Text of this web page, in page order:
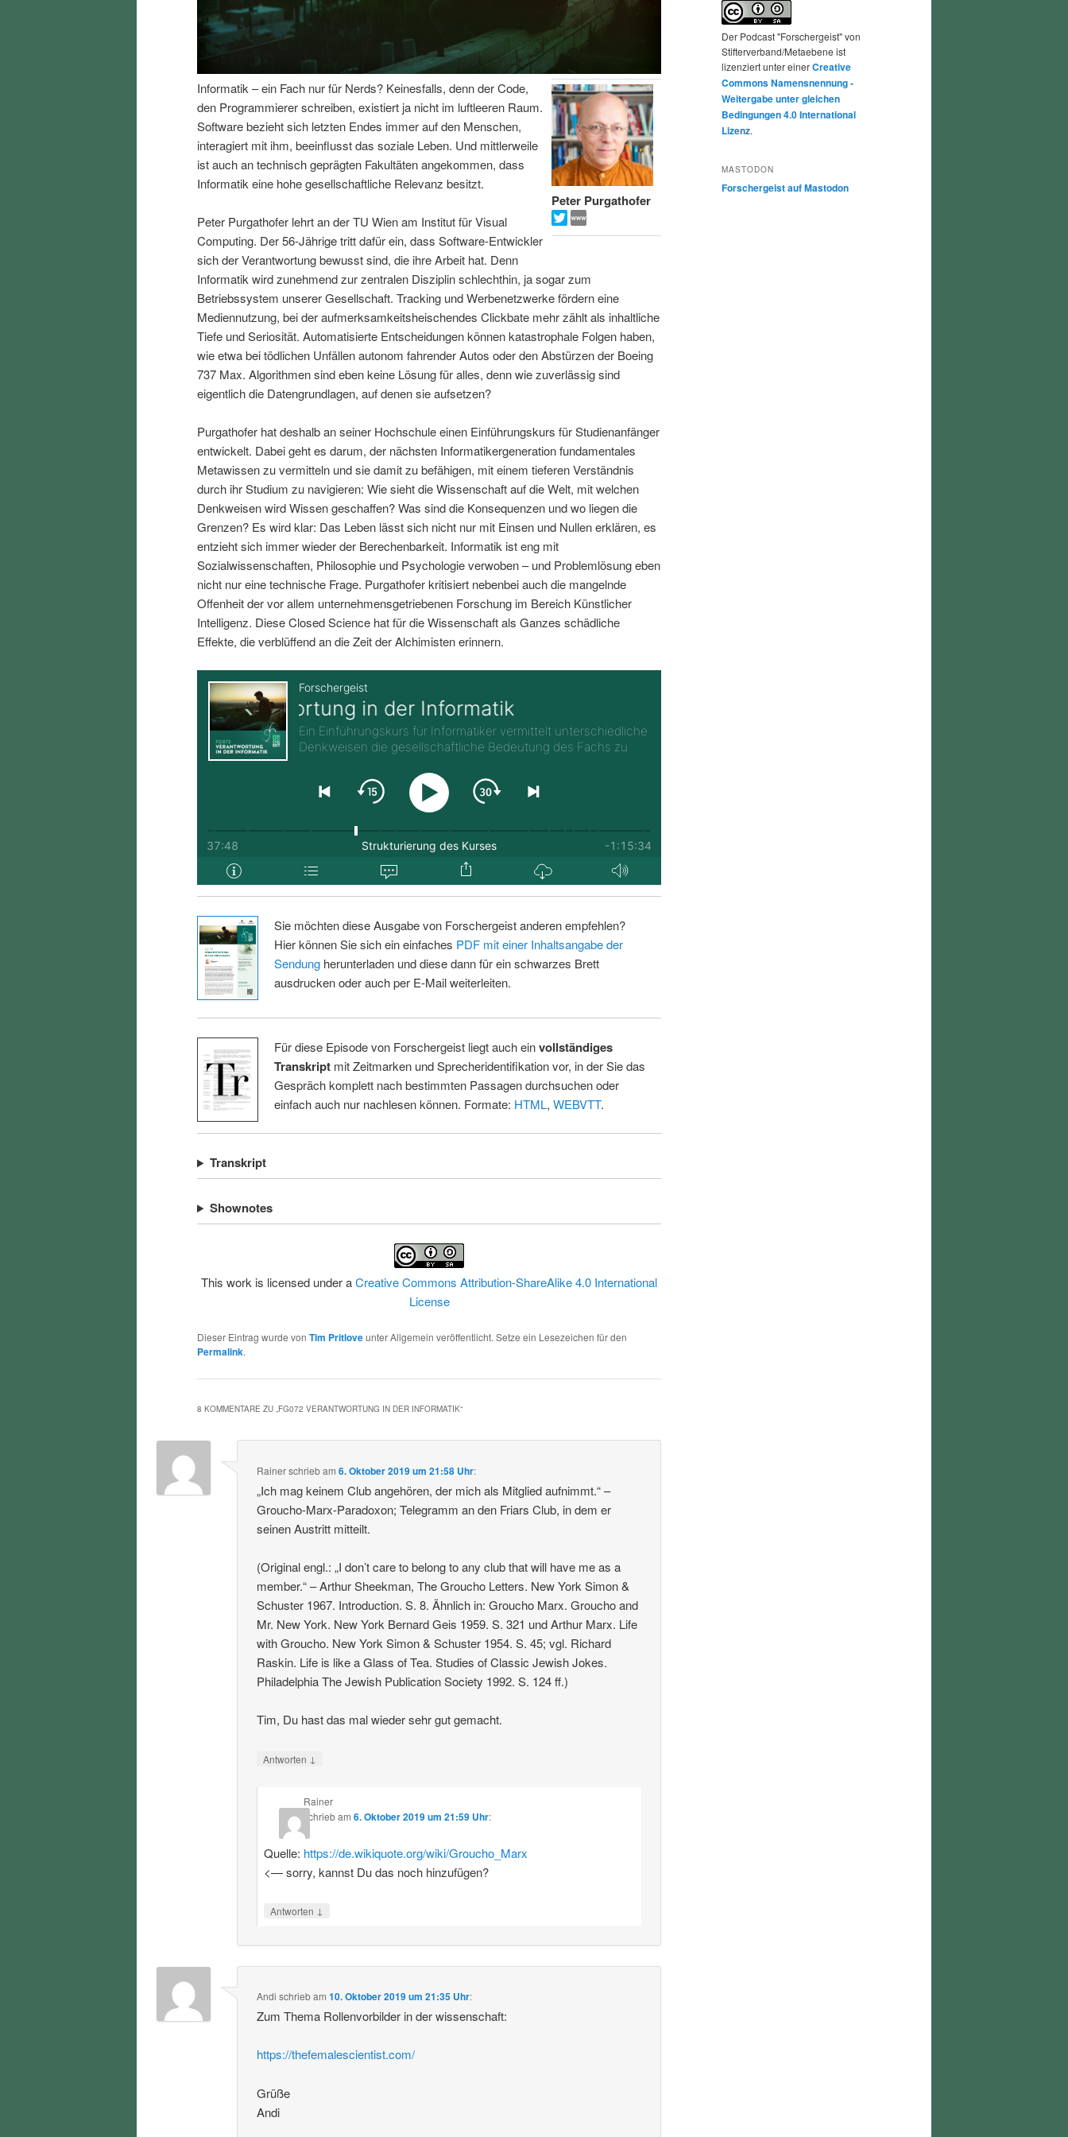
I
t
s
p
r
i
g
e
n
e
a
l
t
s
p
i
n
g
e
n
Peter Purgathofer
Informatik – ein Fach nur für Nerds? Keinesfalls, denn der Code,
den Programmierer schreiben, existiert ja nicht im luftleeren Raum.
Software bezieht sich letzten Endes immer auf den Menschen,
interagiert mit ihm, beeinflusst das soziale Leben. Und mittlerweile
ist auch an technisch geprägten Fakultäten angekommen, dass
Informatik eine hohe gesellschaftliche Relevanz besitzt.
Peter Purgathofer lehrt an der TU Wien am Institut für Visual
Computing. Der 56-Jährige tritt dafür ein, dass Software-Entwickler
sich der Verantwortung bewusst sind, die ihre Arbeit hat. Denn
Informatik wird zunehmend zur zentralen Disziplin schlechthin, ja sogar zum
Betriebssystem unserer Gesellschaft. Tracking und Werbenetzwerke fördern eine
Mediennutzung, bei der aufmerksamkeitsheischendes Clickbate mehr zählt als inhaltliche
Tiefe und Seriosität. Automatisierte Entscheidungen können katastrophale Folgen haben,
wie etwa bei tödlichen Unfällen autonom fahrender Autos oder den Abstürzen der Boeing
737 Max. Algorithmen sind eben keine Lösung für alles, denn wie zuverlässig sind
eigentlich die Datengrundlagen, auf denen sie aufsetzen?
Purgathofer hat deshalb an seiner Hochschule einen Einführungskurs für Studienanfänger
entwickelt. Dabei geht es darum, der nächsten Informatikergeneration fundamentales
Metawissen zu vermitteln und sie damit zu befähigen, mit einem tieferen Verständnis
durch ihr Studium zu navigieren: Wie sieht die Wissenschaft auf die Welt, mit welchen
Denkweisen wird Wissen geschaffen? Was sind die Konsequenzen und wo liegen die
Grenzen? Es wird klar: Das Leben lässt sich nicht nur mit Einsen und Nullen erklären, es
entzieht sich immer wieder der Berechenbarkeit. Informatik ist eng mit
Sozialwissenschaften, Philosophie und Psychologie verwoben – und Problemlösung eben
nicht nur eine technische Frage. Purgathofer kritisiert nebenbei auch die mangelnde
Offenheit der vor allem unternehmensgetriebenen Forschung im Bereich Künstlicher
Intelligenz. Diese Closed Science hat für die Wissenschaft als Ganzes schädliche
Effekte, die verblüffend an die Zeit der Alchimisten erinnern.
Sie möchten diese Ausgabe von Forschergeist anderen empfehlen?
Hier können Sie sich ein einfaches PDF mit einer Inhaltsangabe der
Sendungherunterladen und diese dann für ein schwarzes Brett
ausdrucken oder auch per E-Mail weiterleiten.
Für diese Episode von Forschergeist liegt auch einvollständiges
Transkriptmit Zeitmarken und Sprecheridentifikation vor, in der Sie das
Gespräch komplett nach bestimmten Passagen durchsuchen oder
einfach auch nur nachlesen können. Formate: HTML, WEBVTT.
Transkript
Shownotes
This work is licensed under aCreative Commons Attribution-ShareAlike 4.0 International
License
Dieser Eintrag wurde von Tim Pritloveunter Allgemein veröffentlicht. Setze ein Lesezeichen für den
Permalink.
8 KOMMENTARE ZU „FG072 VERANTWORTUNG IN DER INFORMATIK“
Rainerschriebam6. Oktober 2019 um 21:58 Uhr:
„Ich mag keinem Club angehören, der mich als Mitglied aufnimmt.“ –
Groucho-Marx-Paradoxon; Telegramm an den Friars Club, in dem er
seinen Austritt mitteilt.
(Original engl.: „I don’t care to belong to any club that will have me as a
member.“ – Arthur Sheekman, The Groucho Letters. New York Simon &
Schuster 1967. Introduction. S. 8. Ähnlich in: Groucho Marx. Groucho and
Mr. New York. New York Bernard Geis 1959. S. 321 und Arthur Marx. Life
with Groucho. New York Simon & Schuster 1954. S. 45; vgl. Richard
Raskin. Life is like a Glass of Tea. Studies of Classic Jewish Jokes.
Philadelphia The Jewish Publication Society 1992. S. 124 ff.)
Tim, Du hast das mal wieder sehr gut gemacht.
Antworten ↓
Rainer
schriebam 6. Oktober 2019 um 21:59 Uhr:
Quelle: https://de.wikiquote.org/wiki/Groucho_Marx
<— sorry, kannst Du das noch hinzufügen?
Antworten ↓
Andi schriebam10. Oktober 2019 um 21:35 Uhr:
Zum Thema Rollenvorbilder in der wissenschaft:
https://thefemalescientist.com/
Grüße
Andi
Der Podcast "Forschergeist" von
Stifterverband/Metaebene ist
lizenziert unter einerCreative
Commons Namensnennung -
Weitergabe unter gleichen
Bedingungen 4.0 International
Lizenz.
MASTODON
Forschergeist auf Mastodon